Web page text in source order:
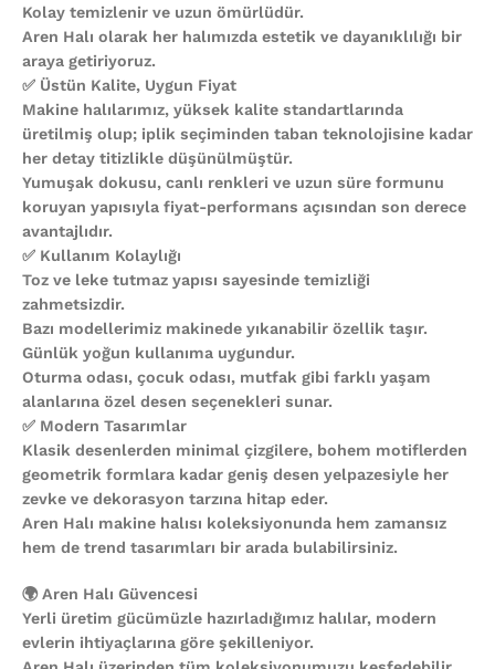
Kolay temizlenir ve uzun ömürlüdür.
Aren Halı olarak her halımızda estetik ve dayanıklılığı bir
araya getiriyoruz.
✅ Üstün Kalite, Uygun Fiyat
Makine halılarımız, yüksek kalite standartlarında
üretilmiş olup; iplik seçiminden taban teknolojisine kadar
her detay titizlikle düşünülmüştür.
Yumuşak dokusu, canlı renkleri ve uzun süre formunu
koruyan yapısıyla fiyat-performans açısından son derece
avantajlıdır.
✅ Kullanım Kolaylığı
Toz ve leke tutmaz yapısı sayesinde temizliği
zahmetsizdir.
Bazı modellerimiz makinede yıkanabilir özellik taşır.
Günlük yoğun kullanıma uygundur.
Oturma odası, çocuk odası, mutfak gibi farklı yaşam
alanlarına özel desen seçenekleri sunar.
✅ Modern Tasarımlar
Klasik desenlerden minimal çizgilere, bohem motiflerden
geometrik formlara kadar geniş desen yelpazesiyle her
zevke ve dekorasyon tarzına hitap eder.
Aren Halı makine halısı koleksiyonunda hem zamansız
hem de trend tasarımları bir arada bulabilirsiniz.
🌍 Aren Halı Güvencesi
Yerli üretim gücümüzle hazırladığımız halılar, modern
evlerin ihtiyaçlarına göre şekilleniyor.